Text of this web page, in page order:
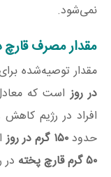
نمی‌شود.
مقدار مصرف قارچ
مقدار توصیه‌شده
در روز
افراد در رژیم
حدود۱۵۰ گرم در روز
۵۰ گرم قارچ پخته